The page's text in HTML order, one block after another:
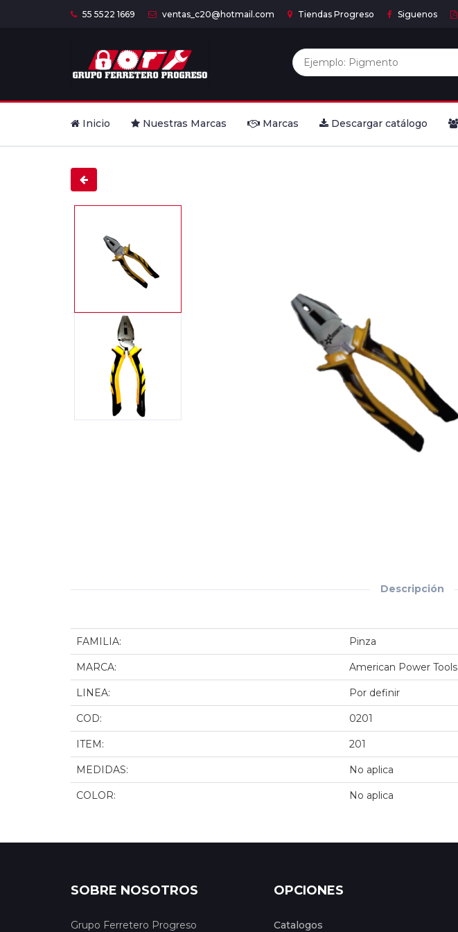
55 5522 1669 ventas_c20@hotmail.com Tiendas Progreso Siguenos
Inicio Nuestras Marcas Marcas Descargar catálogo
Descripción
FAMILIA: Pinza
MARCA: American Power Tools
LINEA: Por definir
COD: 0201
ITEM: 201
MEDIDAS: No aplica
COLOR: No aplica
SOBRE NOSOTROS
Grupo Ferretero Progreso
OPCIONES
Catalogos